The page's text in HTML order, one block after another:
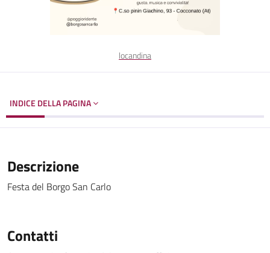
locandina
INDICE DELLA PAGINA
Descrizione
Festa del Borgo San Carlo
Contatti